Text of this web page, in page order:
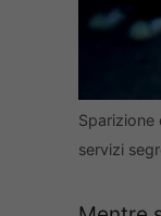
Sparizione
servizi